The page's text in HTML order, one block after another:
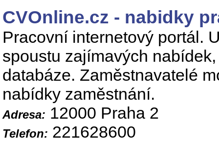
CVOnline.cz - nabidky
Pracovní internetový portál.
spoustu zajímavých
databáze. Zaměstnavatelé
nabídky zaměstnání.
Adresa: 12000 Praha 2
Telefon: 221628600